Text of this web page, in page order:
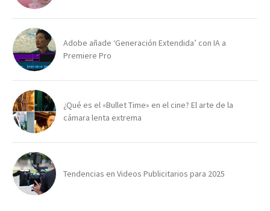
Adobe añade ‘Generación Extendida’ con IA a
Premiere Pro
¿Qué es el «Bullet Time» en el cine? El arte de la
cámara lenta extrema
Tendencias en Videos Publicitarios para 2025